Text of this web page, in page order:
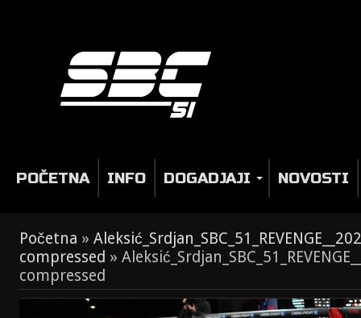
POČETNA INFO DOGADJAJI NOVOSTI
Početna »
compressed »
compressed